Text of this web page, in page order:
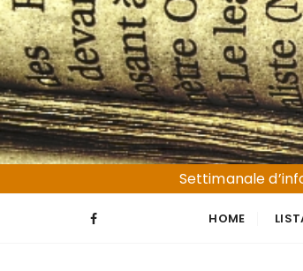
S
a
l
t
a
a
l
c
Trucioli
Liguria e Basso Piemonte
Settimanale
HOME